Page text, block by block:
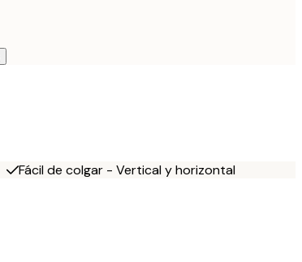
Fácil de colgar - Vertical y horizontal